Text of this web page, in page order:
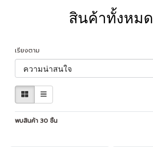
สินค้าทั้งหมด
เรียงตาม
พบสินค้า 30 ชิ้น